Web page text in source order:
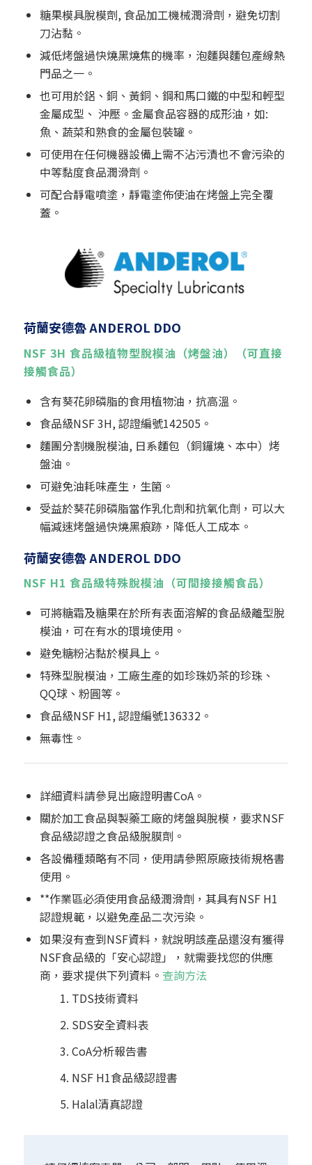
糖果模具脫模劑, 食品加工機械潤滑劑，避免切割
刀沾黏。
減低烤盤過快燒黑燒焦的機率，泡麵與麵包產線熱
門品之一。
也可用於鋁、銅、黃銅、鋼和馬口鐵的中型和輕型
金屬成型、 沖壓。金屬食品容器的成形油，如:
魚、蔬菜和熟食的金屬包裝罐。
可使用在任何機器設備上需不沾污漬也不會污染的
中等黏度食品潤滑劑。
可配合靜電噴塗，靜電塗佈使油在烤盤上完全覆
蓋。
荷蘭安德魯 ANDEROL DDO
NSF 3H 食品級植物型脫模油（烤盤油）
（可直接
接觸食品）
含有葵花卵磷脂的食用植物油，抗高溫。
食品級NSF 3H, 認證編號142505。
麵團分割機脫模油, 日系麵包（銅鑼燒、本中）烤
盤油。
可避免油耗味產生，生箘。
受益於葵花卵磷脂當作乳化劑和抗氧化劑，可以大
幅減速烤盤過快燒黑痕跡，降低人工成本。
荷蘭安德魯 ANDEROL DDO
NSF H1 食品級特殊脫模油（可間接接觸食品）
可將糖霜及糖果在於所有表面溶解的食品級離型脫
模油，可在有水的環境使用。
避免糖粉沾黏於模具上。
特殊型脫模油，工廠生產的如珍珠奶茶的珍珠、
QQ球、粉圓等。
食品級NSF H1, 認證編號136332。
無毒性。
詳細資料請參見出廠證明書CoA。
關於加工食品與製藥工廠的烤盤與脫模，要求NSF
食品級認證之食品級脫膜劑。
各設備種類略有不同，使用請參照原廠技術規格書
使用。
**作業區必須使用食品級潤滑劑，其具有NSF H1
認證規範，以避免產品二次污染。
如果沒有查到NSF資料，就說明該產品還沒有獲得
NSF食品級的「安心認證」，就需要找您的供應
商，要求提供下列資料。 查詢方法
TDS技術資料
SDS安全資料表
CoA分析報告書
NSF H1食品級認證書
Halal清真認證